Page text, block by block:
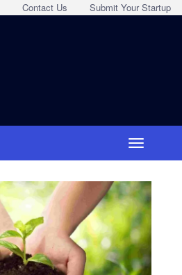
Submit Your Startup
Contact Us